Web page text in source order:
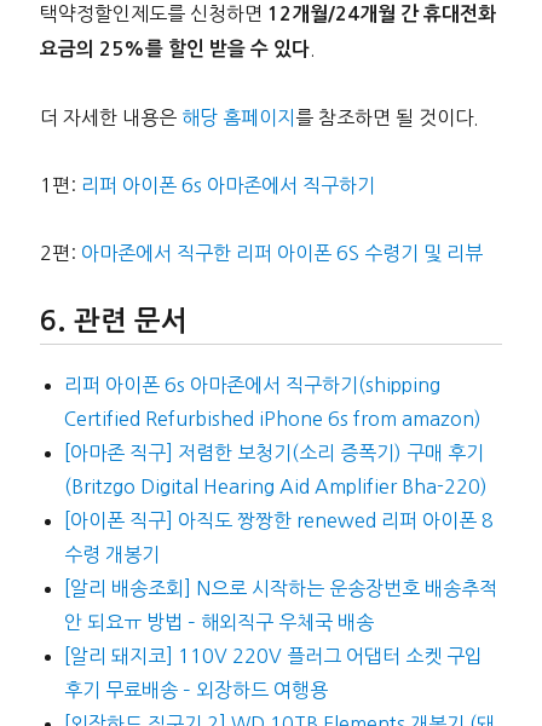
택약정할인제도를 신청하면 12개월/24개월 간 휴대전화
요금의 25%를 할인 받을 수 있다.
더 자세한 내용은 해당 홈페이지 를 참조하면 될 것이다.
1편: 리퍼 아이폰 6s 아마존에서 직구하기
2편: 아마존에서 직구한 리퍼 아이폰 6S 수령기 및 리뷰
관련 문서
리퍼 아이폰 6s 아마존에서 직구하기(shipping
Certified Refurbished iPhone 6s from amazon)
[아마존 직구] 저렴한 보청기(소리 증폭기) 구매 후기
(Britzgo Digital Hearing Aid Amplifier Bha-220)
[아이폰 직구] 아직도 짱짱한 renewed 리퍼 아이폰 8
수령 개봉기
[알리 배송조회] N으로 시작하는 운송장번호 배송추적
안 되요ㅠ 방법 – 해외직구 우체국 배송
[알리 돼지코] 110V 220V 플러그 어댑터 소켓 구입
후기 무료배송 – 외장하드 여행용